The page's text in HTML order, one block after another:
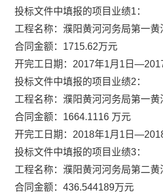
投标文件中填报的项目业绩1：
工程名称：濮阳黄河河务局第一黄
合同金额： 1715.62万元
开完工日期： 2017年1月1日
投标文件中填报的项目业绩2：
工程名称：濮阳黄河河务局第一黄
合同金额： 1664.1116 万元
开完工日期： 2018年1月1日
投标文件中填报的项目业绩3：
工程名称：濮阳黄河河务局第二黄
合同金额： 436.544189万元